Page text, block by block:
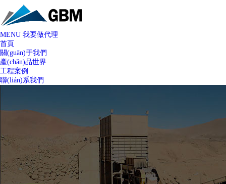
MENU 我要做代理
首頁
關(guān)于我們
產(chǎn)品世界
工程案例
聯(lián)系我們